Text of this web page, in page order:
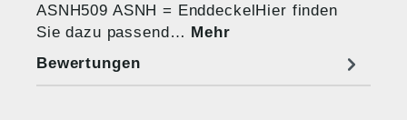
ASNH509 ASNH = EnddeckelHier finden
Sie dazu passend… Mehr
Bewertungen